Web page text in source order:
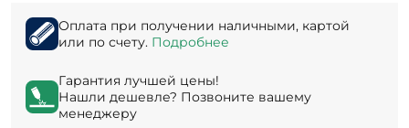
Оплата при получении наличными, картой
или по счету. Подробнее
Гарантия лучшей цены!
Нашли дешевле? Позвоните вашему
менеджеру